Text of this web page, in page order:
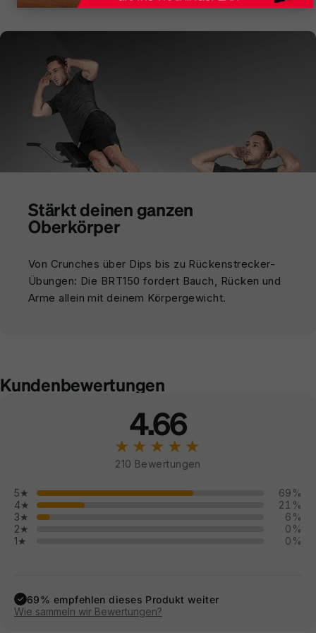
Stärkt deinen ganzen
Oberkörper
Von Crunches über Dips bis zu Rückenstrecker-
Übungen: Die BRT150 fordert Bauch, Rücken und
Arme allein mit deinem Körpergewicht.
Kundenbewertungen
4.66
★★★★★
210 Bewertungen
5★
69%
4★
21%
3★
6%
2★
0%
1★
0%
✓ 69% empfehlen dieses Produkt weiter
Wie sammeln wir Bewertungen?